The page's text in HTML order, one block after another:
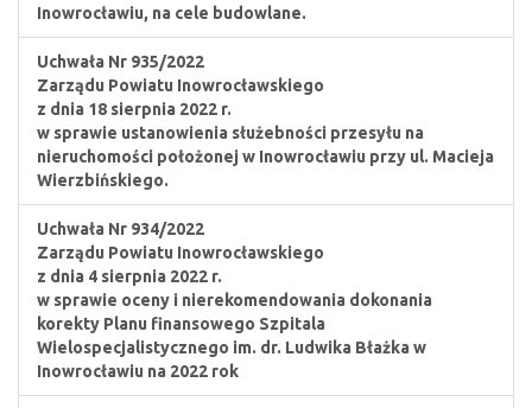
Inowrocławiu, na cele budowlane.
Uchwała Nr 935/2022
Zarządu Powiatu Inowrocławskiego
z dnia 18 sierpnia 2022 r.
w sprawie ustanowienia służebności przesyłu na
nieruchomości położonej w Inowrocławiu przy ul. Macieja
Wierzbińskiego.
Uchwała Nr 934/2022
Zarządu Powiatu Inowrocławskiego
z dnia 4 sierpnia 2022 r.
w sprawie oceny i nierekomendowania dokonania
korekty Planu finansowego Szpitala
Wielospecjalistycznego im. dr. Ludwika Błażka w
Inowrocławiu na 2022 rok